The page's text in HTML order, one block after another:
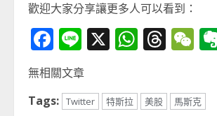
歡迎大家分享讓更多人可以看到：
Facebook
Line
X
無相關文章
Tags: Twitter 特斯拉 美股 馬斯克